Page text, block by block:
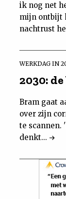
ik nog net
mijn ontbijt
nachtrust
WERKDAG IN
2030:
Bram gaat
over zijn
te scannen.
denkt...